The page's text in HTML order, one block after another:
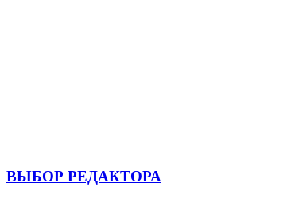
ВЫБОР РЕДАКТОРА